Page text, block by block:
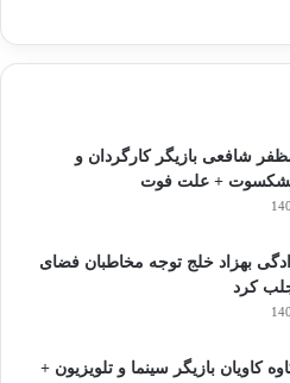
شافعی بازیگر کارگردان و
+ علت فوت
بهزاد خلج توجه مخاطبان فضای
کرد
کاویان بازیگر سینما و تلویزیون +